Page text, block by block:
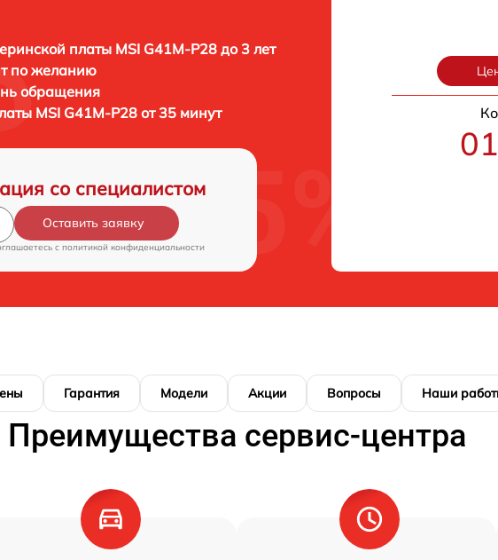
платы MSI G41M-P28 до 3 лет
по желанию
обращения
MSI G41M-P28 от 35 минут
со специалистом
Оставить заявку
c политикой конфиденциальности
Гарантия Модели Акции Вопросы Наши
Преимущества сервис-центра